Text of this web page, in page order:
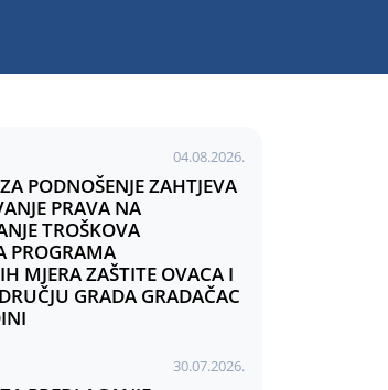
04.08.2026.
PODNOŠENJE ZAHTJEVA
PRAVA NA
TROŠKOVA
PROGRAMA
MJERA ZAŠTITE OVACA I
GRADA GRADAČAC
30.07.2026.